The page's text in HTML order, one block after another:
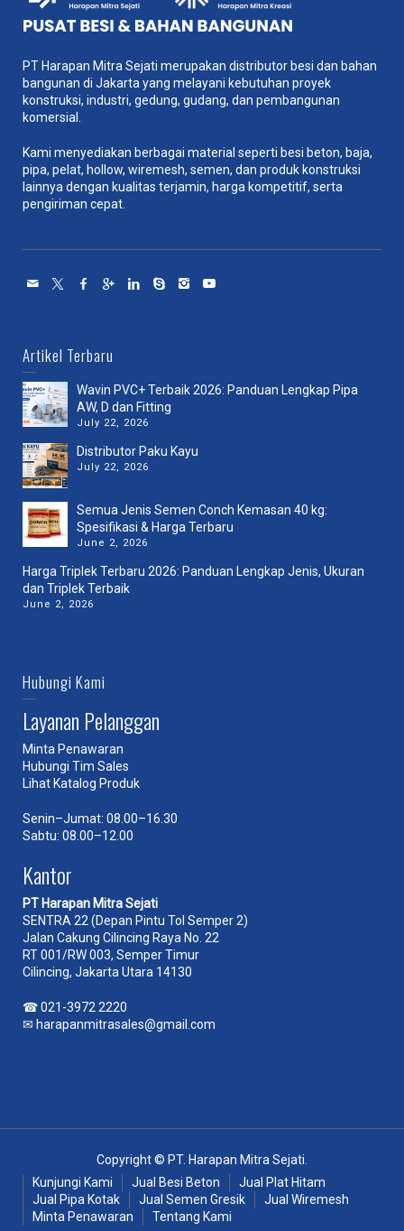
PT Harapan Mitra Sejati merupakan distributor besi dan bahan
bangunan di Jakarta yang melayani kebutuhan proyek
konstruksi, industri, gedung, gudang, dan pembangunan
komersial.
Kami menyediakan berbagai material seperti besi beton, baja,
pipa, pelat, hollow, wiremesh, semen, dan produk konstruksi
lainnya dengan kualitas terjamin, harga kompetitif, serta
pengiriman cepat.
Artikel Terbaru
Wavin PVC+ Terbaik 2026: Panduan Lengkap Pipa
AW, D dan Fitting
July 22, 2026
Distributor Paku Kayu
July 22, 2026
Semua Jenis Semen Conch Kemasan 40 kg:
Spesifikasi & Harga Terbaru
June 2, 2026
Harga Triplek Terbaru 2026: Panduan Lengkap Jenis, Ukuran
dan Triplek Terbaik
June 2, 2026
Hubungi Kami
Layanan Pelanggan
Minta Penawaran
Hubungi Tim Sales
Lihat Katalog Produk
Senin–Jumat: 08.00–16.30
Sabtu: 08.00–12.00
Kantor
PT Harapan Mitra Sejati
SENTRA 22 (Depan Pintu Tol Semper 2)
Jalan Cakung Cilincing Raya No. 22
RT 001/RW 003, Semper Timur
Cilincing, Jakarta Utara 14130
☎021-3972 2220
✉ harapanmitrasales@gmail.com
Copyright © PT. Harapan Mitra Sejati.
Kunjungi Kami
Jual Besi Beton
Jual Plat Hitam
Jual Pipa Kotak
Jual Semen Gresik
Jual Wiremesh
Minta Penawaran
Tentang Kami